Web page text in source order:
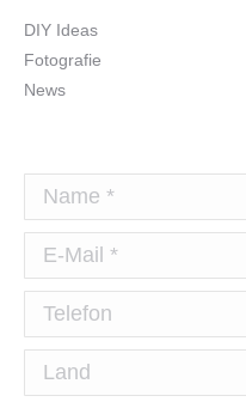
DIY Ideas
Fotografie
News
Name *
E-Mail *
Telefon
Land